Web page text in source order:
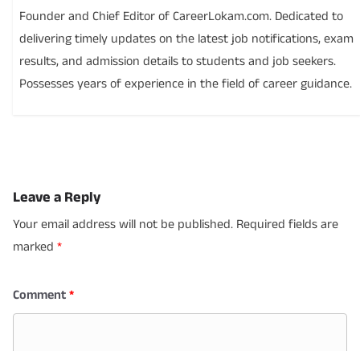
Founder and Chief Editor of CareerLokam.com. Dedicated to
delivering timely updates on the latest job notifications, exam
results, and admission details to students and job seekers.
Possesses years of experience in the field of career guidance.
Leave a Reply
Your email address will not be published. Required fields are
marked *
Comment*